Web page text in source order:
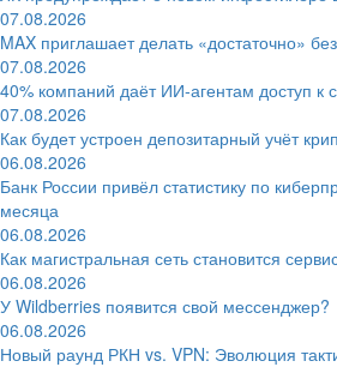
07.08.2026
MAX приглашает делать «достаточно»
07.08.2026
40% компаний даёт ИИ‑агентам доступ к
07.08.2026
Как будет устроен депозитарный учёт
06.08.2026
Банк России привёл статистику по
месяца
06.08.2026
Как магистральная сеть становится
06.08.2026
У Wildberries появится свой мессенджер?
06.08.2026
Новый раунд РКН vs. VPN: Эволюция